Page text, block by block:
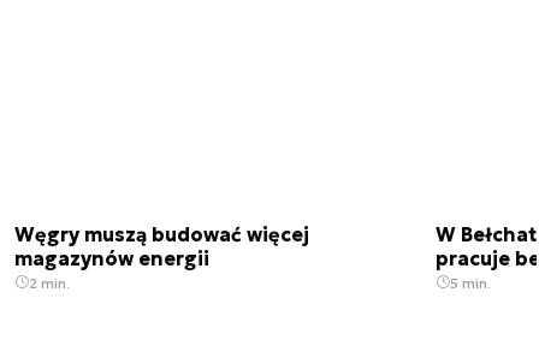
Węgry muszą budować więcej
magazynów energii
2 min.
W
pracuje
5 min.